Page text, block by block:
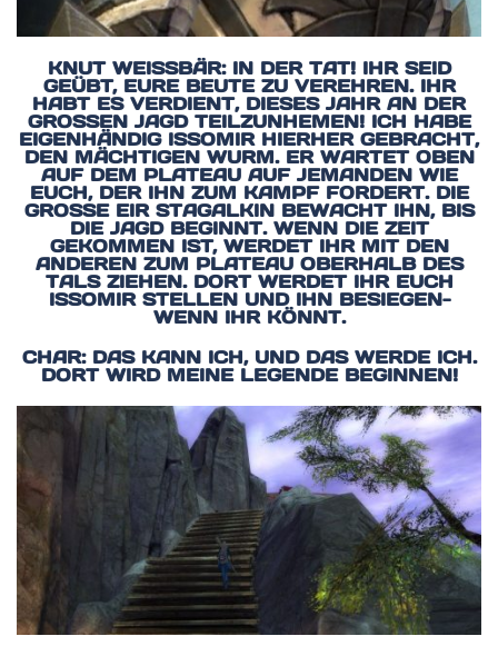
KNUT WEISSBÄR: IN DER TAT! IHR SEID G
EÜBT, EURE BEUTE ZU VEREHREN. IHR H
ABT ES VERDIENT, DIESES JAHR AN DER G
ROSSEN JAGD TEILZUNHEMEN! ICH HABE EI
GENHÄNDIG ISSOMIR HIERHER GEBRACHT, DE
N MÄCHTIGEN WURM. ER WARTET OBEN AU
F DEM PLATEAU AUF JEMANDEN WIE EU
CH, DER IHN ZUM KAMPF FORDERT. DIE GR
OSSE EIR STAGALKIN BEWACHT IHN, BIS DIE
JAGD BEGINNT. WENN DIE ZEIT GEK
OMMEN IST, WERDET IHR MIT DEN AND
EREN ZUM PLATEAU OBERHALB DES TAL
S ZIEHEN. DORT WERDET IHR EUCH ISS
OMIR STELLEN UND IHN BESIEGEN- WEN
N IHR KÖNNT.
CHAR: DAS KANN ICH, UND DAS WERDE ICH.
DORT WIRD MEINE LEGENDE BEGINNEN!